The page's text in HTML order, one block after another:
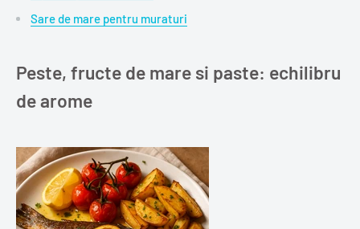
Sare de mare pentru muraturi
Peste, fructe de mare si paste: echilibru
de arome